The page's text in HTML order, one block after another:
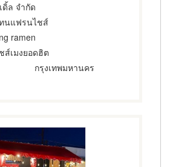
ดิ้ล จำกัด
นแฟรนไชส์
ramen
ส์เมงยอดฮิต
กรุงเทพมหานคร